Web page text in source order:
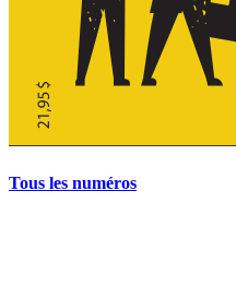
Tous les numéros